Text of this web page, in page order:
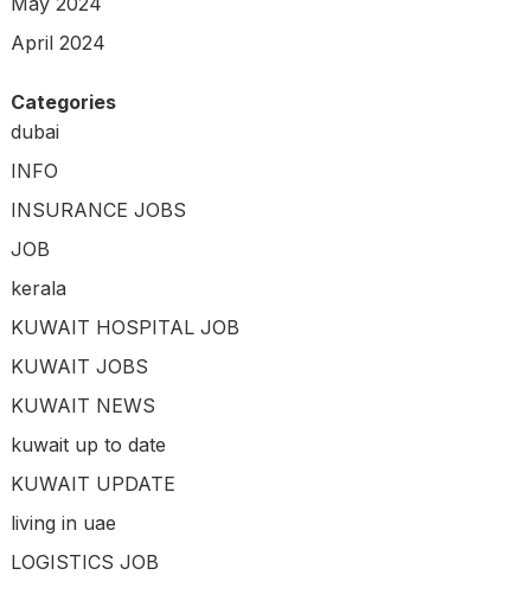
April 2024
Categories
dubai
INFO
INSURANCE JOBS
JOB
kerala
KUWAIT HOSPITAL JOB
KUWAIT JOBS
KUWAIT NEWS
kuwait up to date
KUWAIT UPDATE
living in uae
LOGISTICS JOB